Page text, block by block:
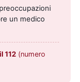
un medico
112 (numero